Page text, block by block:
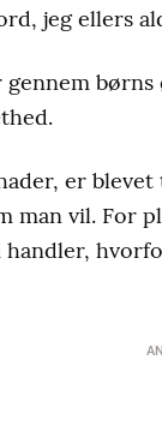
jeg ellers
er
man vil. For